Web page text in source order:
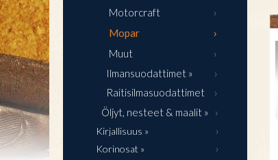
Motorcraft
Mopar
Muut
Ilmansuodattimet »
Raitisilmasuodattimet
Öljyt, nesteet & maalit »
Kirjallisuus »
Korinosat »